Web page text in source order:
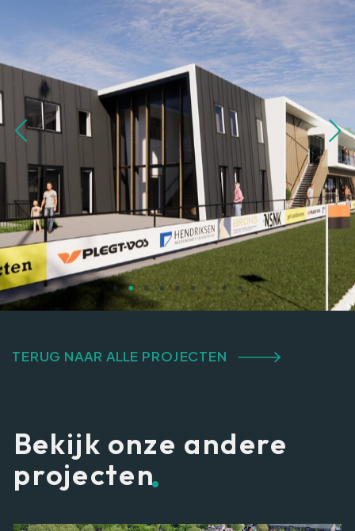
Bekijk onze andere
projecten.
TERUG NAAR ALLE PROJECTEN